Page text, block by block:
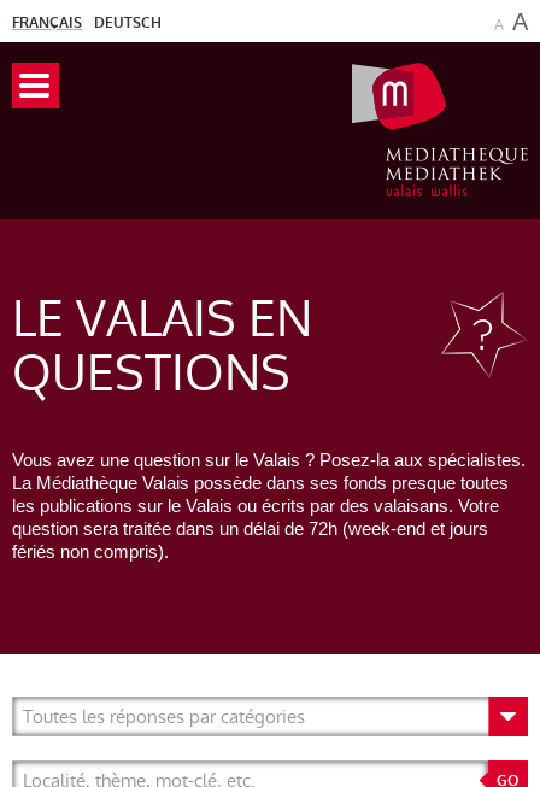
FRANÇAIS DEUTSCH A A
LE VALAIS EN
QUESTIONS
Vous avez une question sur le Valais ? Posez-la aux spécialistes.
La Médiathèque Valais possède dans ses fonds presque toutes
les publications sur le Valais ou écrits par des valaisans. Votre
question sera traitée dans un délai de 72h (week-end et jours
fériés non compris).